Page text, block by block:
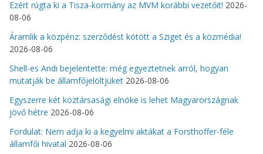
Ezért rúgta ki a Tisza-kormány az MVM korábbi vezetőit! 2026-
08-06
Áramlik a közpénz: szerződést kötött a Sziget és a közmédia!
2026-08-06
Shell-es Andi bejelentette: még egyeztetnek arról, hogyan
mutatják be államfőjelöltjüket 2026-08-06
Egyszerre két köztársasági elnöke is lehet Magyarországnak
jövő hétre 2026-08-06
Fordulat: Nem adja ki a kegyelmi aktákat a Forsthoffer-féle
államfői hivatal 2026-08-06